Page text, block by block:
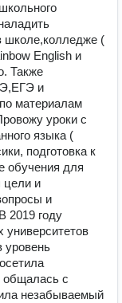
школе,колледже (
English и
Также
и
материалам
уроки с
языка (
подготовка к
обучения для
цели и
и
2019 году
университетов
уровень
общалась с
незабываемый